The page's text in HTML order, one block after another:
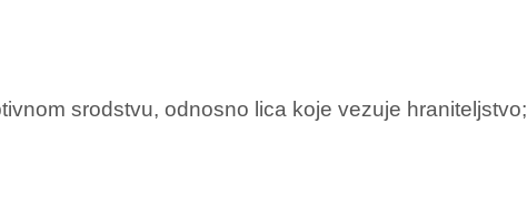
srodstvu, odnosno lica koje vezuje hraniteljstvo;